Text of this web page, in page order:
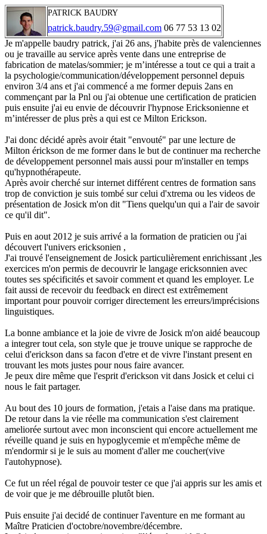
PATRICK BAUDRY
patrick.baudry.59@gmail.com 06 77 53 13 02
Je m'appelle baudry patrick, j'ai 26 ans, j'habite près de valenciennes
ou je travaille au service après vente dans une entreprise de
fabrication de matelas/sommier; je m’intéresse a tout ce qui a trait a
la psychologie/communication/développement personnel depuis
environ 3/4 ans et j'ai commencé a me former depuis 2ans en
commençant par la Pnl ou j'ai obtenue une certification de praticien
puis ensuite j'ai eu envie de découvrir l'hypnose Ericksonienne et
m’intéresser de plus près a qui est ce Milton Erickson.
J'ai donc décidé après avoir était "envouté" par une lecture de
Milton érickson de me former dans le but de continuer ma recherche
de développement personnel mais aussi pour m'installer en temps
qu'hypnothérapeute.
Après avoir cherché sur internet différent centres de formation sans
trop de conviction je suis tombé sur celui d'xtrema ou les videos de
présentation de Josick m'on dit "Tiens quelqu'un qui a l'air de savoir
ce qu'il dit".
Puis en aout 2012 je suis arrivé a la formation de praticien ou j'ai
découvert l'univers ericksonien ,
J'ai trouvé l'enseignement de Josick particulièrement enrichissant ,les
exercices m'on permis de decouvrir le langage ericksonnien avec
toutes ses spécificités et savoir comment et quand les employer. Le
fait aussi de recevoir du feedback en direct est extrêmement
important pour pouvoir corriger directement les erreurs/imprécisions
linguistiques.
La bonne ambiance et la joie de vivre de Josick m'on aidé beaucoup
a integrer tout cela, son style que je trouve unique se rapproche de
celui d'erickson dans sa facon d'etre et de vivre l'instant present en
trouvant les mots justes pour nous faire avancer.
Je peux dire même que l'esprit d'erickson vit dans Josick et celui ci
nous le fait partager.
Au bout des 10 jours de formation, j'etais a l'aise dans ma pratique.
De retour dans la vie réelle ma communication s'est clairement
ameliorée surtout avec mon inconscient qui encore actuellement me
réveille quand je suis en hypoglycemie et m'empêche même de
m'endormir si je le suis au moment d'aller me coucher(vive
l'autohypnose).
Ce fut un réel régal de pouvoir tester ce que j'ai appris sur les amis et
de voir que je me débrouille plutôt bien.
Puis ensuite j'ai decidé de continuer l'aventure en me formant au
Maître Praticien d'octobre/novembre/décembre.